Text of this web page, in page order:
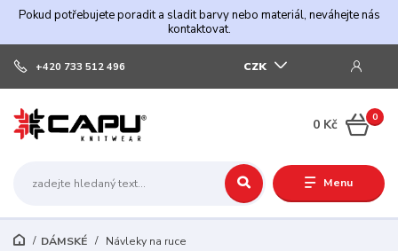
Pokud potřebujete poradit a sladit barvy nebo materiál, neváhejte nás
kontaktovat.
Menu
CZK
+420 733 512 496
0
0 Kč
DÁMSKÉ Návleky na ruce